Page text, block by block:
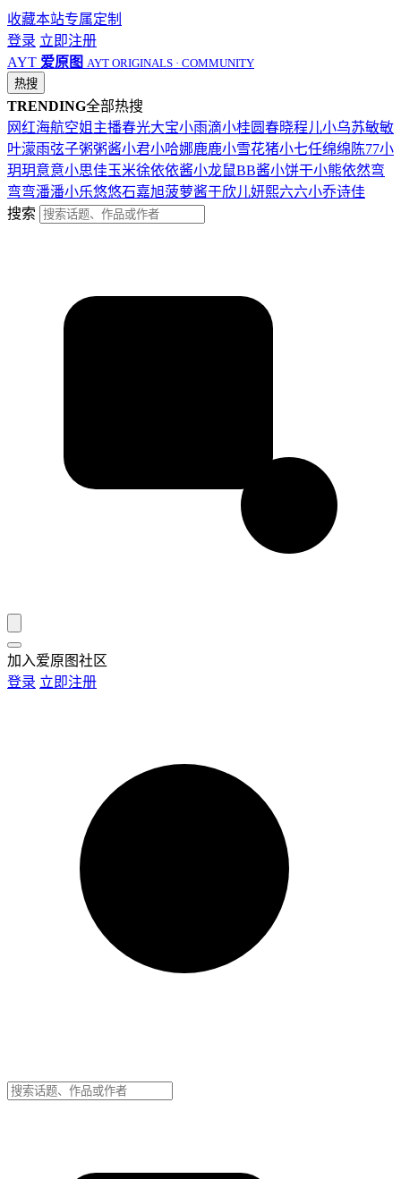
收藏本站专属定制
登录 立即注册
AYT 爱原图 AYT ORIGINALS · COMMUNITY
热搜
TRENDING全部热搜
网红海航空姐 主播春光大宝小雨滴小桂圆春晓程儿小乌苏敏敏
叶濛雨弦子粥粥酱小君小哈娜鹿鹿小雪花猪小七任绵绵 陈77小
玥玥意意小思佳玉米徐依依酱小龙鼠BB酱小饼干小熊依然弯
弯弯潘潘小乐悠悠石嘉旭菠萝酱于欣儿妍熙六六小乔诗佳
搜索
加入爱原图社区
登录 立即注册